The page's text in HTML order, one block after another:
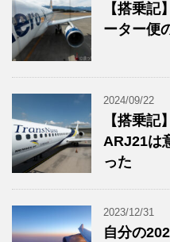
【搭乗
ーター便
2024/09/22
【搭乗
ARJ21は
った
2023/12/31
自分の